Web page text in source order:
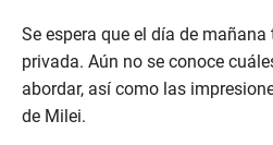
Se espera que el día de
privada. Aún no se conoce
abordar, así como las
de Milei.